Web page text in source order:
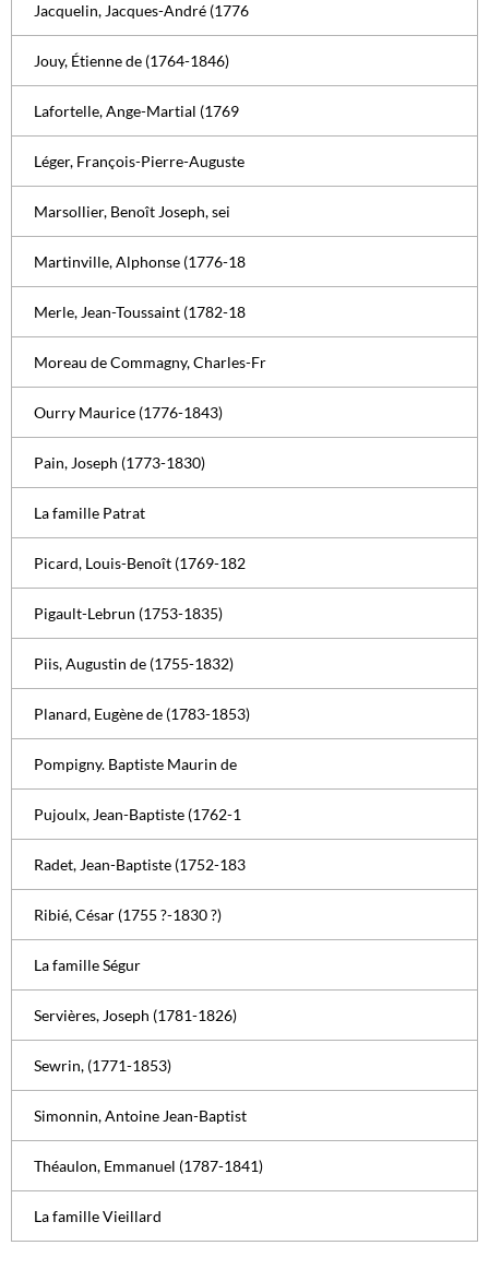
Jacquelin, Jacques-André (1776
Jouy, Étienne de (1764-1846)
Lafortelle, Ange-Martial (1769
Léger, François-Pierre-Auguste
Marsollier, Benoît Joseph, sei
Martinville, Alphonse (1776-18
Merle, Jean-Toussaint (1782-18
Moreau de Commagny, Charles-Fr
Ourry Maurice (1776-1843)
Pain, Joseph (1773-1830)
La famille Patrat
Picard, Louis-Benoît (1769-182
Pigault-Lebrun (1753-1835)
Piis, Augustin de (1755-1832)
Planard, Eugène de (1783-1853)
Pompigny. Baptiste Maurin de
Pujoulx, Jean-Baptiste (1762-1
Radet, Jean-Baptiste (1752-183
Ribié, César (1755 ?-1830 ?)
La famille Ségur
Servières, Joseph (1781-1826)
Sewrin, (1771-1853)
Simonnin, Antoine Jean-Baptist
Théaulon, Emmanuel (1787-1841)
La famille Vieillard